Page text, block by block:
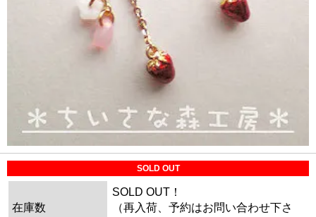
SOLD OUT
在庫数
SOLD OUT！
（再入荷、予約はお問い合わせ下さ